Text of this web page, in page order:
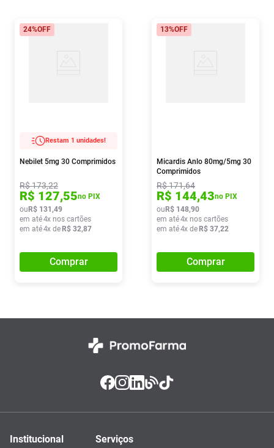
24%OFF
Restam 1 unidades!
Nebilet 5mg 30 Comprimidos
R$173,22
R$ 127,55no PIX
ou R$ 131 ,49
em até4x nos cartões
em até4x de R$ 32,87
Comprar
13%OFF
Micardis Anlo 80mg/5mg 30
Comprimidos
R$171,64
R$ 144,43no PIX
ou R$ 148,90
em até4x nos cartões
em até4x de R$ 37,22
Comprar
Institucional Serviços